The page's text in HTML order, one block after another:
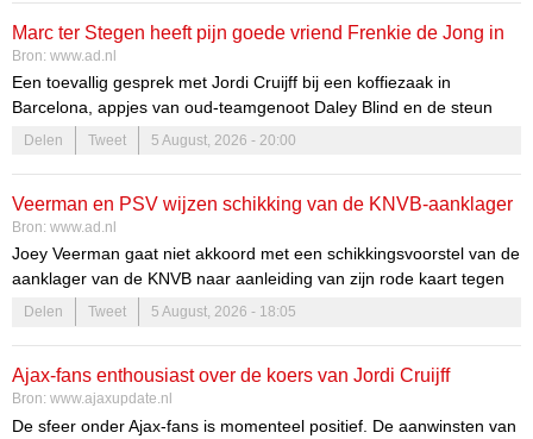
een ander zijn.”
Marc ter Stegen heeft pijn goede vriend Frenkie de Jong in
eigen handen: ‘Ajax moet voor de titel strijden’
Bron: www.ad.nl
Een toevallig gesprek met Jordi Cruijff bij een koffiezaak in
Barcelona, appjes van oud-teamgenoot Daley Blind en de steun
van goede vriend Frenkie de Jong duwden Marc ter Stegen (34)
richting Ajax. Daar wacht de voormalige Duitse topdoelman nu een
ander zijn.”
Delen Tweet 5 August, 2026 - 20:00
Veerman en PSV wijzen schikking van de KNVB-aanklager
af: avondje bij de tuchtcommissie in Zeist in aantocht
Bron: www.ad.nl
Joey Veerman gaat niet akkoord met een schikkingsvoorstel van de
aanklager van de KNVB naar aanleiding van zijn rode kaart tegen
AZ afgelopen weekend. In de strijd om de Johan Cruijff Schaal
werd Veerman door scheidsrechter Serdar Gözübüyük van het veld
Delen Tweet 5 August, 2026 - 18:05
Ajax-fans enthousiast over de koers van Jordi Cruijff
Bron: www.ajaxupdate.nl
De sfeer onder Ajax-fans is momenteel positief. De aanwinsten van